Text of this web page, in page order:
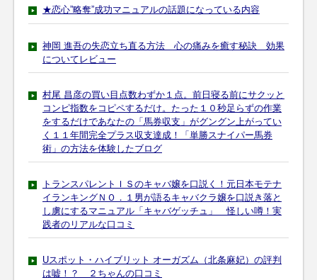
★恋心”略奪”成功マニュアルの話題になっている内容
神岡 進吾の失恋立ち直る方法 心の痛みを癒す秘訣 効果
についてレビュー
村尾 昌彦の買い目点数わずか１点。前日寝る前にサクッと
コンピ指数をコピペするだけ。たった１０秒足らずの作業
をするだけであなたの「馬券収支」がグングン上がってい
く１１年間完全プラス収支達成！「単勝スナイパー馬券
術」の方法を体験したブログ
トランスパレントＩＳのキャバ嬢を口説く！元日本モテナ
イランキングＮＯ．１男が語るキャバクラ嬢を口説き落と
し虜にするマニュアル「キャバゲッチュ」 怪しい噂！実
践者のリアルな口コミ
Uスポット・ハイブリット オーガズム（北条麻妃）の評判
は嘘！？ ２ちゃんの口コミ